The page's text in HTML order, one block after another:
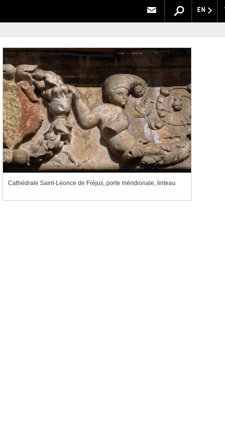
EN
Cathédrale Saint-Léonce de Fréjus, porte méridionale, linteau